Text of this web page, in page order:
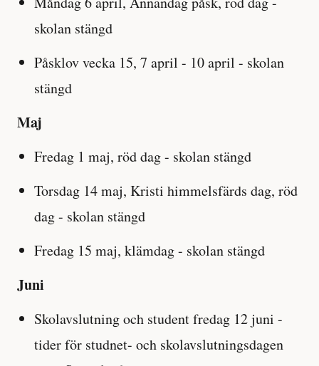
skolan stängd
Påsklov vecka 15, 7 april - 10 april - skolan
stängd
Maj
Fredag 1 maj, röd dag - skolan stängd
Torsdag 14 maj, Kristi himmelsfärds dag, röd
dag - skolan stängd
Fredag 15 maj, klämdag - skolan stängd
Juni
Skolavslutning och student fredag 12 juni -
tider för studnet- och skolavslutningsdagen